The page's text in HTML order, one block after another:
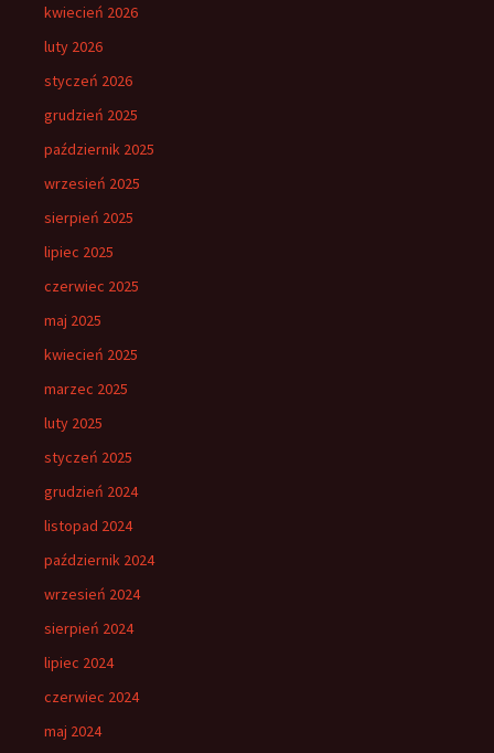
kwiecień 2026
luty 2026
styczeń 2026
grudzień 2025
październik 2025
wrzesień 2025
sierpień 2025
lipiec 2025
czerwiec 2025
maj 2025
kwiecień 2025
marzec 2025
luty 2025
styczeń 2025
grudzień 2024
listopad 2024
październik 2024
wrzesień 2024
sierpień 2024
lipiec 2024
czerwiec 2024
maj 2024